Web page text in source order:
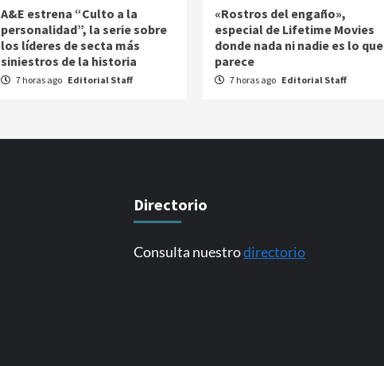
A&E estrena “Culto a la
personalidad”, la serie sobre
los líderes de secta más
siniestros de la historia
7 horas ago Editorial Staff
«Rostros del engaño»,
especial de Lifetime Movies
donde nada ni nadie es lo que
parece
7 horas ago Editorial Staff
Directorio
Consulta nuestrodirectorio